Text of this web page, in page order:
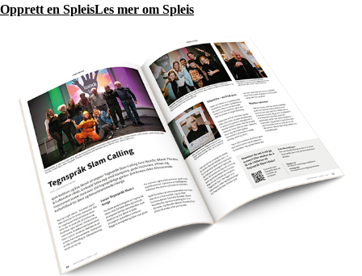
Opprett en SpleisLes mer om Spleis